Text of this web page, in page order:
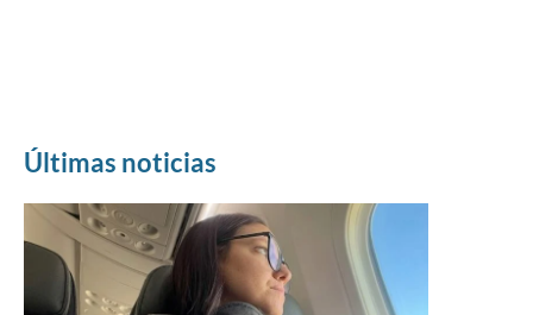
Últimas noticias